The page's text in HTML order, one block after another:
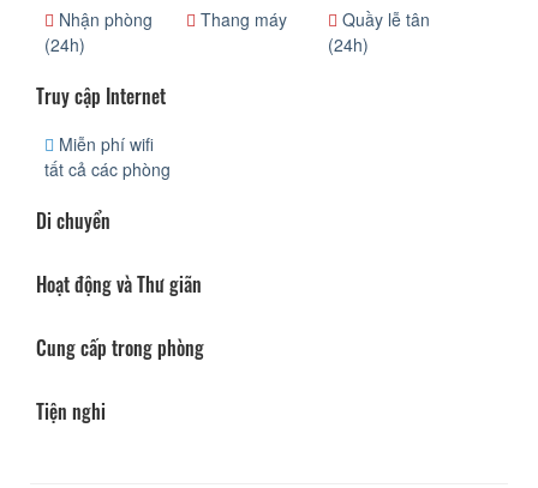
Nhận phòng
(24h)
Thang máy
Quầy lễ tân
(24h)
Truy cập Internet
Miễn phí wifi
tất cả các phòng
Di chuyển
Hoạt động và Thư giãn
Cung cấp trong phòng
Tiện nghi